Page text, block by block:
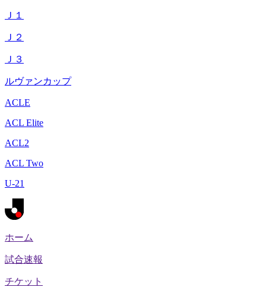
Ｊ１
Ｊ２
Ｊ３
ルヴァンカップ
ACLE
ACL Elite
ACL2
ACL Two
U-21
ホーム
試合速報
チケット